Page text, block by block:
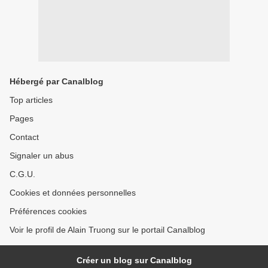
Hébergé par Canalblog
Top articles
Pages
Contact
Signaler un abus
C.G.U.
Cookies et données personnelles
Préférences cookies
Voir le profil de Alain Truong sur le portail Canalblog
Créer un blog sur Canalblog